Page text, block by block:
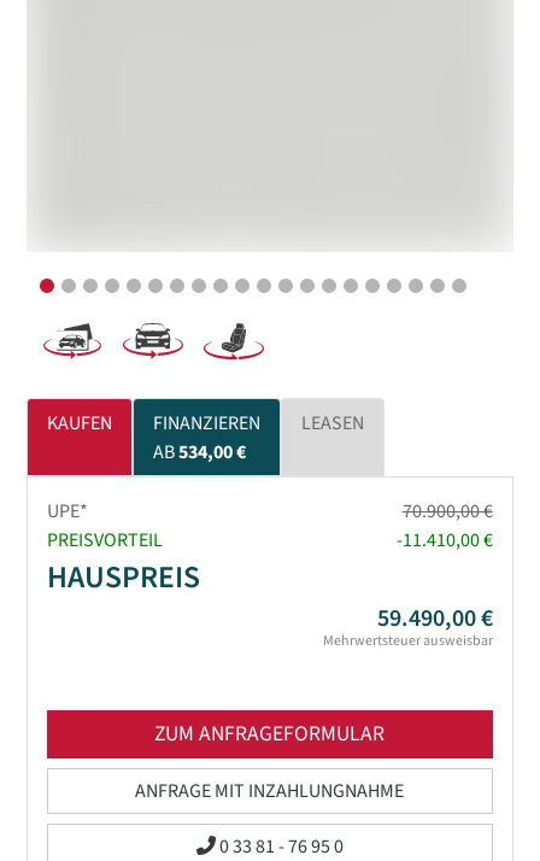
KAUFEN
FINANZIEREN
AB534,00 €
LEASEN
UPE*
70.900,00 €
PREISVORTEIL
-11.410,00 €
HAUSPREIS
59.490,00 €
Mehrwertsteuer ausweisbar
ZUM ANFRAGEFORMULAR
ANFRAGE MIT INZAHLUNGNAHME
0 33 81 - 76 95 0